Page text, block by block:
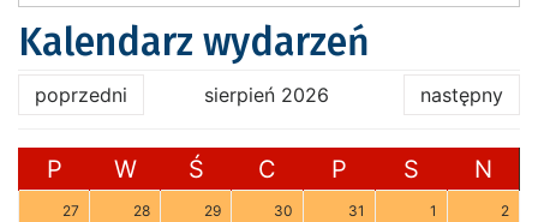
Kalendarz wydarzeń
poprzedni sierpień 2026 następny
P W Ś C P S N
27 28 29 30 31 1 2